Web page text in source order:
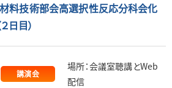
料技術部会高選択性反応分科会化
日目）
講演会
場所：会議室聴講とWeb
配信